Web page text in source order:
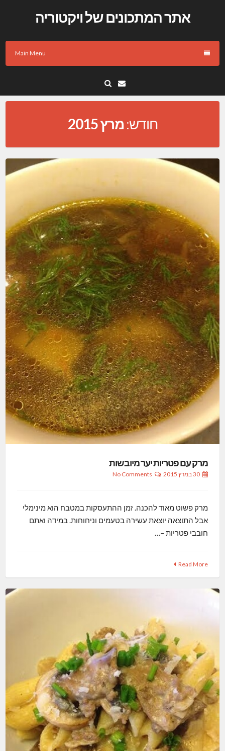
אתר המתכונים של ויקטוריה
Main Menu
Email
חודש: מרץ 2015
מרק עם פטריות יער מיובשות
30 במרץ 2015 No Comments
מרק פשוט מאוד להכנה. זמן ההתעסקות במטבח הוא מינימלי
אבל התוצאה יוצאת עשירה בטעמים וניחוחות. במידה ואתם
חובבי פטריות –…
Read More